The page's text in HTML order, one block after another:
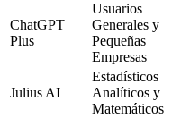
ChatGPT
Plus
Usuarios
Generales y
Pequeñas
Empresas
Julius AI
Estadísticos
Analíticos y
Matemáticos